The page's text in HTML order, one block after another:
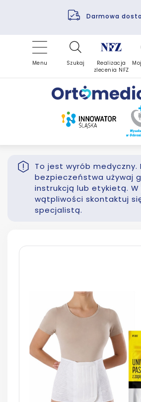
Darmowa
PomocFinansowanie
Refundacja
Zrealizuj zlecenie
Menu Szukaj
Realizacja
zlecenia NFZ
To jest wyrób medyczny.
bezpieczeństwa używaj
instrukcją lub etykietą. W
wątpliwości skontaktuj
specjalistą.